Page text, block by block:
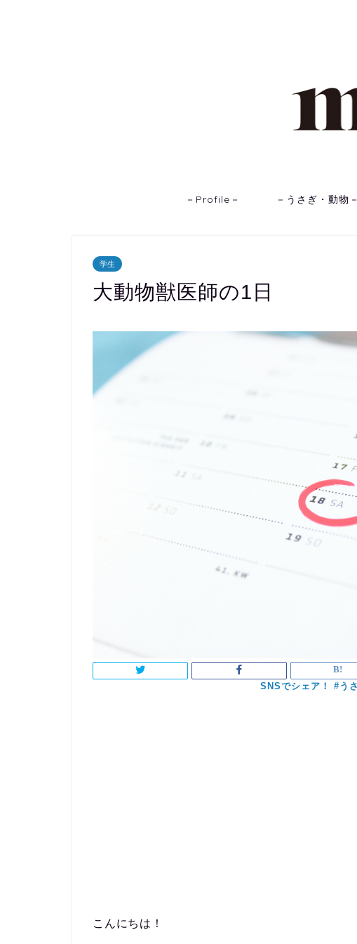
－Profile－ －うさぎ・動物－
学生
大動物獣医師の1日
こんにちは！